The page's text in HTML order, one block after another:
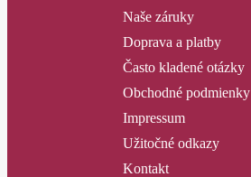
Naše záruky
Doprava a platby
Často kladené otázky
Obchodné podmienky
Impressum
Užitočné odkazy
Kontakt